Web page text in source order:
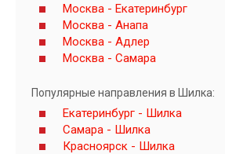
Москва - Екатеринбург
Москва - Анапа
Москва - Адлер
Москва - Самара
Популярные направления в Шилка:
Екатеринбург - Шилка
Самара - Шилка
Красноярск - Шилка